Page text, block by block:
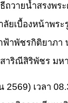
ถวายน้ำสรงพร
ยเบื้องหน้าพระ
ฟ้าพัชรกิติยาภา
าริณีสิริพัชร มห
2569) เวลา